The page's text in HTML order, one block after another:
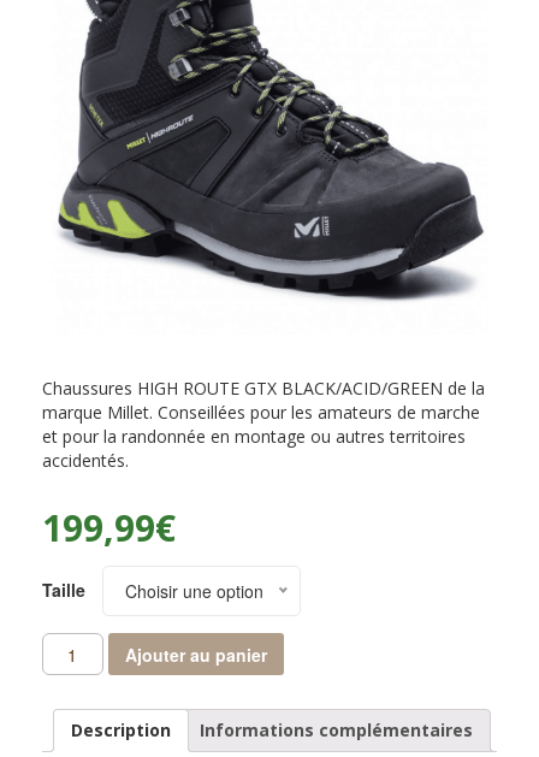
Chaussures HIGH ROUTE GTX BLACK/ACID/GREEN de la
marque Millet. Conseillées pour les amateurs de marche
et pour la randonnée en montage ou autres territoires
accidentés.
199,99€
Taille Choisir une option
quantité
de
HIGH
ROUTE
Ajouter au panier
Description Informations complémentaires